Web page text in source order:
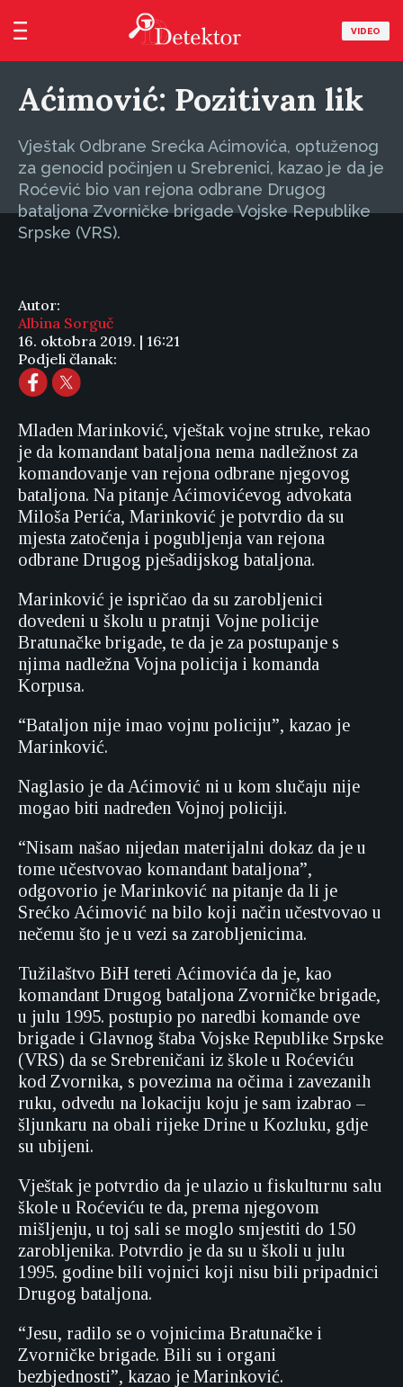
VIDEO
Aćimović: Pozitivan lik
Vještak Odbrane Srećka Aćimovića, optuženog
za genocid počinjen u Srebrenici, kazao je da je
Roćević bio van rejona odbrane Drugog
bataljona Zvorničke brigade Vojske Republike
Srpske (VRS).
Autor:
Albina Sorguč
16. oktobra 2019. | 16:21
Podjeli članak:
Mladen Marinković, vještak vojne struke, rekao
je da komandant bataljona nema nadležnost za
komandovanje van rejona odbrane njegovog
bataljona. Na pitanje Aćimovićevog advokata
Miloša Perića, Marinković je potvrdio da su
mjesta zatočenja i pogubljenja van rejona
odbrane Drugog pješadijskog bataljona.
Marinković je ispričao da su zarobljenici
dovedeni u školu u pratnji Vojne policije
Bratunačke brigade, te da je za postupanje s
njima nadležna Vojna policija i komanda
Korpusa.
“Bataljon nije imao vojnu policiju”, kazao je
Marinković.
Naglasio je da Aćimović ni u kom slučaju nije
mogao biti nadređen Vojnoj policiji.
“Nisam našao nijedan materijalni dokaz da je u
tome učestvovao komandant bataljona”,
odgovorio je Marinković na pitanje da li je
Srećko Aćimović na bilo koji način učestvovao u
nečemu što je u vezi sa zarobljenicima.
Tužilaštvo BiH tereti Aćimovića da je, kao
komandant Drugog bataljona Zvorničke brigade,
u julu 1995. postupio po naredbi komande ove
brigade i Glavnog štaba Vojske Republike Srpske
(VRS) da se Srebreničani iz škole u Roćeviću
kod Zvornika, s povezima na očima i zavezanih
ruku, odvedu na lokaciju koju je sam izabrao –
šljunkaru na obali rijeke Drine u Kozluku, gdje
su ubijeni.
Vještak je potvrdio da je ulazio u fiskulturnu salu
škole u Roćeviću te da, prema njegovom
mišljenju, u toj sali se moglo smjestiti do 150
zarobljenika. Potvrdio je da su u školi u julu
1995. godine bili vojnici koji nisu bili pripadnici
Drugog bataljona.
“Jesu, radilo se o vojnicima Bratunačke i
Zvorničke brigade. Bili su i organi
bezbjednosti”, kazao je Marinković.